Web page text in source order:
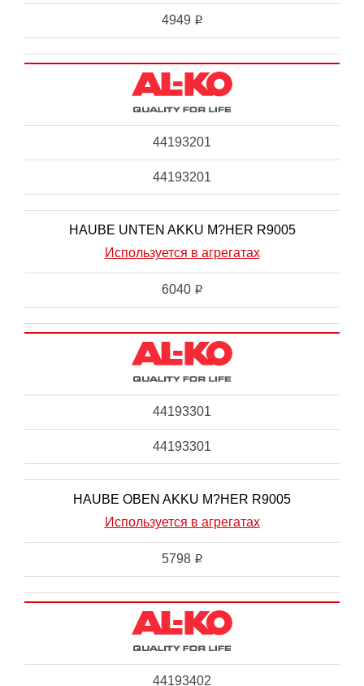
4949 i
44193201
44193201
HAUBE UNTEN AKKU M?HER R9005
Используется в агрегатах
6040 i
44193301
44193301
HAUBE OBEN AKKU M?HER R9005
Используется в агрегатах
5798 i
44193402